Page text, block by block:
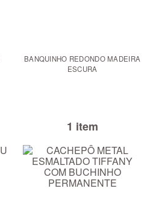
BANQUINHO REDONDO MADEIRA
ESCURA
1 item